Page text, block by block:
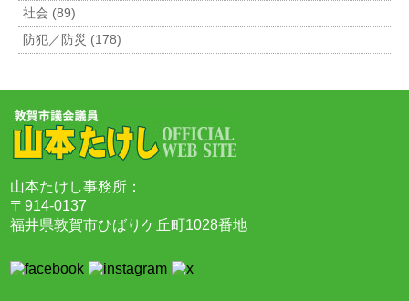
社会 (89)
防犯／防災 (178)
山本たけし事務所：
〒914-0137
福井県敦賀市ひばりケ丘町1028番地